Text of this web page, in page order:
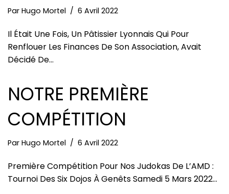
Par Hugo Mortel 6 Avril 2022
Il Était Une Fois, Un Pâtissier Lyonnais Qui Pour
Renflouer Les Finances De Son Association, Avait
Décidé De…
NOTRE PREMIÈRE
COMPÉTITION
Par Hugo Mortel 6 Avril 2022
Première Compétition Pour Nos Judokas De L’AMD :
Tournoi Des Six Dojos À Genêts Samedi 5 Mars 2022…